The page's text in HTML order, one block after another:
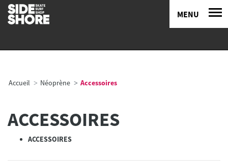
MENU
Accueil Néoprène Accessoires
ACCESSOIRES
ACCESSOIRES